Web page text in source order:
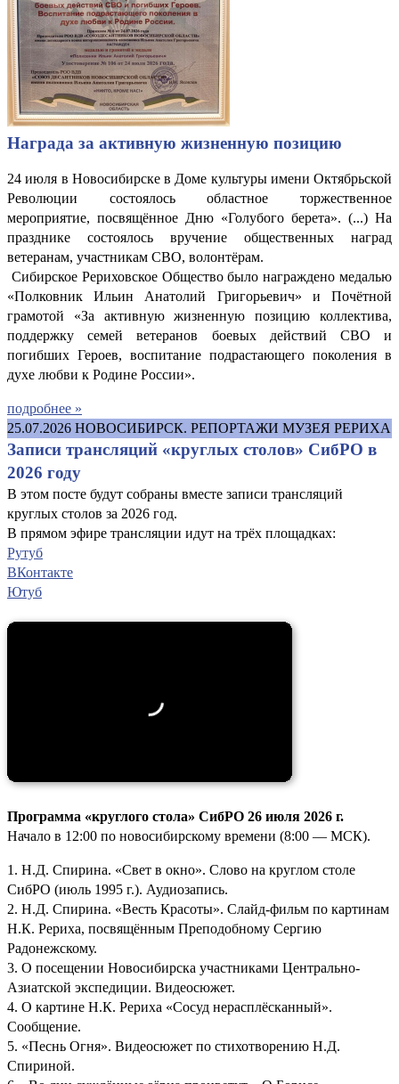
Награда за активную жизненную позицию
24 июля в Новосибирске в Доме культуры имени Октябрьской
Революции состоялось областное торжественное
мероприятие, посвящённое Дню «Голубого берета». (...) На
празднике состоялось вручение общественных наград
ветеранам, участникам СВО, волонтёрам.
Сибирское Рериховское Общество было награждено медалью
«Полковник Ильин Анатолий Григорьевич» и Почётной
грамотой «За активную жизненную позицию коллектива,
поддержку семей ветеранов боевых действий СВО и
погибших Героев, воспитание подрастающего поколения в
духе любви к Родине России».
подробнее »
25.07.2026 НОВОСИБИРСК. РЕПОРТАЖИ МУЗЕЯ РЕРИХА
Записи трансляций «круглых столов» СибРО в
2026 году
В этом посте будут собраны вместе записи трансляций
круглых столов за 2026 год.
В прямом эфире трансляции идут на трёх площадках:
Рутуб
ВКонтакте
Ютуб
Программа «круглого стола» СибРО 26 июля 2026 г.
Начало в 12:00 по новосибирскому времени (8:00 — МСК).
1. Н.Д. Спирина. «Свет в окно». Слово на круглом столе
СибРО (июль 1995 г.). Аудиозапись.
2. Н.Д. Спирина. «Весть Красоты». Слайд-фильм по картинам
Н.К. Рериха, посвящённым Преподобному Сергию
Радонежскому.
3. О посещении Новосибирска участниками Центрально-
Азиатской экспедиции. Видеосюжет.
4. О картине Н.К. Рериха «Сосуд нерасплёсканный».
Сообщение.
5. «Песнь Огня». Видеосюжет по стихотворению Н.Д.
Спириной.